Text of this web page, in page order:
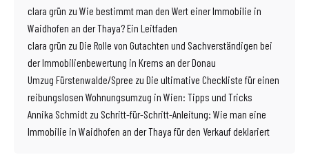
clara grün zu Wie bestimmt man den Wert einer Immobilie in
Waidhofen an der Thaya? Ein Leitfaden
clara grün zu Die Rolle von Gutachten und Sachverständigen bei
der Immobilienbewertung in Krems an der Donau
Umzug Fürstenwalde/Spree zu Die ultimative Checkliste für einen
reibungslosen Wohnungsumzug in Wien: Tipps und Tricks
Annika Schmidt zu Schritt-für-Schritt-Anleitung: Wie man eine
Immobilie in Waidhofen an der Thaya für den Verkauf deklariert